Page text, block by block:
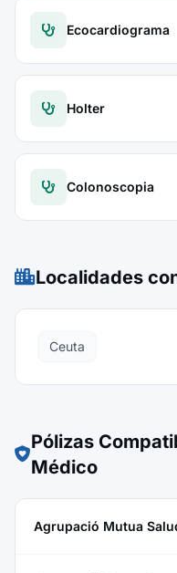
Ecocardiograma
Holter
Colonoscopia
Localidades
Ceuta
Pólizas
Médico
Agrupació Mutua